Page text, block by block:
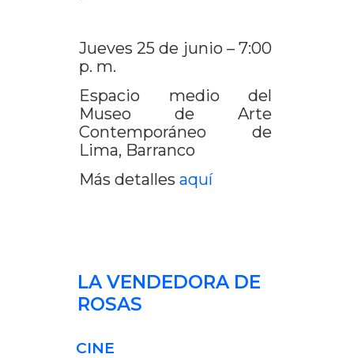
Jueves 25 de junio – 7:00
p. m.
Espacio medio del
Museo de Arte
Contemporáneo de
Lima, Barranco
Más detalles aquí
LA VENDEDORA DE
ROSAS
CINE